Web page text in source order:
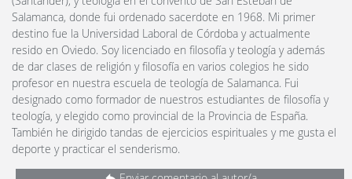
Salamanca, donde fui ordenado sacerdote en 1968. Mi primer
destino fue la Universidad Laboral de Córdoba y actualmente
resido en Oviedo. Soy licenciado en filosofía y teología y además
de dar clases de religión y filosofía en varios colegios he sido
profesor en nuestra escuela de teología de Salamanca. Fui
designado como formador de nuestros estudiantes de filosofía y
teología, y elegido como provincial de la Provincia de España.
También he dirigido tandas de ejercicios espirituales y me gusta el
deporte y practicar el senderismo.